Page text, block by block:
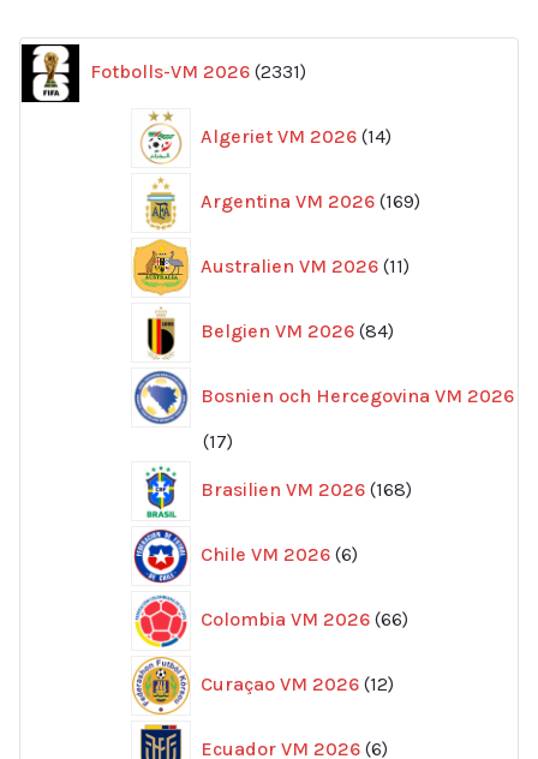
Fotbolls-VM 2026 2331
produkter
Algeriet VM 2026 14
produkter
Argentina VM 2026 169
produkter
Australien VM 2026 11
produkter
Belgien VM 2026 84
produkter
Bosnien och Hercegovina VM 2026
1717
Brasilien VM 2026 168
produkter
Chile VM 2026 6
produkter
Colombia VM 2026 66
produkter
Curaçao VM 2026 12
produkter
Ecuador VM 2026 6